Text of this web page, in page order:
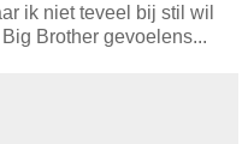
ik niet teveel bij stil wil
Brother gevoelens...